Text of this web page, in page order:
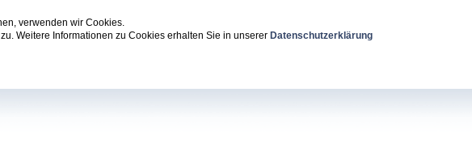
verwenden wir Cookies.
Weitere Informationen zu Cookies erhalten Sie in unserer Datenschutzerklärung